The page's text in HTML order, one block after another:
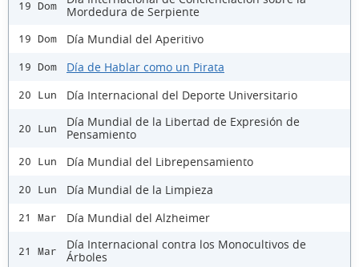
19 Dom
Mordedura de Serpiente
19 Dom Día Mundial del Aperitivo
19 Dom Día de Hablar como un Pirata
20 Lun Día Internacional del Deporte Universitario
20 Lun
Día Mundial de la Libertad de Expresión de
Pensamiento
20 Lun Día Mundial del Librepensamiento
20 Lun Día Mundial de la Limpieza
21 Mar Día Mundial del Alzheimer
21 Mar
Día Internacional contra los Monocultivos de
Árboles